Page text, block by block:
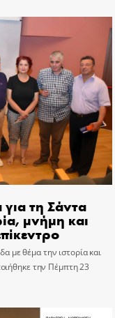
τη Σάντα
μνήμη και
με θέμα την ιστορία και
την Πέμπτη 23